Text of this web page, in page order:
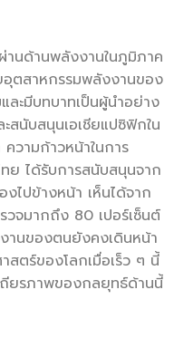
านด้านพลังงานในภูมิภาค
อุตสาหกรรมพลังงานของ
ละมีบทบาทเป็นผู้นำอย่าง
สนับสนุนเอเชียแปซิฟิกใน
วามก้าวหน้าในการ
ย ได้รับการสนับสนุนจาก
ไปข้างหน้า เห็นได้จาก
วจมากถึง 80 เปอร์เซ็นต์
านของตนยังคงเดินหน้า
สตร์ของโลกเมื่อเร็ว ๆ นี้
รภาพของกลยุทธ์ด้านนี้